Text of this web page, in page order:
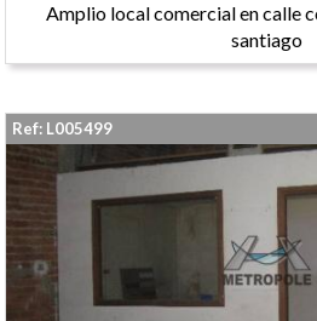
Amplio local comercial en calle
santiago
Ref: L005499